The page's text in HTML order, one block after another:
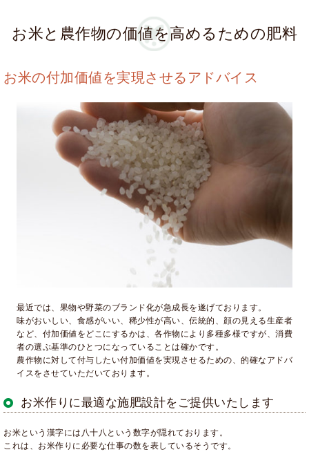
お米と農作物の価値を高めるための肥料
お米の付加価値を実現させるアドバイス
最近では、果物や野菜のブランド化が急成長を遂げております。
味がおいしい、食感がいい、稀少性が高い、伝統的、顔の見える生産者
など、付加価値をどこにするかは、各作物により多種多様ですが、消費
者の選ぶ基準のひとつになっていることは確かです。
農作物に対して付与したい付加価値を実現させるための、的確なアドバ
イスをさせていただいております。
お米作りに最適な施肥設計をご提供いたします
お米という漢字には八十八という数字が隠れております。
これは、お米作りに必要な仕事の数を表しているそうです。